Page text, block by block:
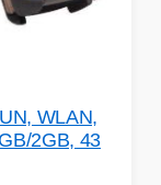
WLAN,
2GB, 43